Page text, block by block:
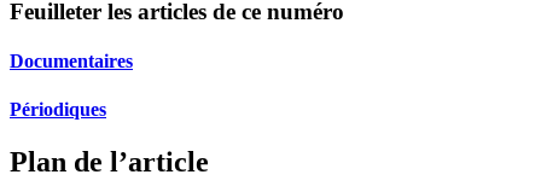
Feuilleter les articles de ce numéro
Documentaires
Périodiques
Plan de l’article